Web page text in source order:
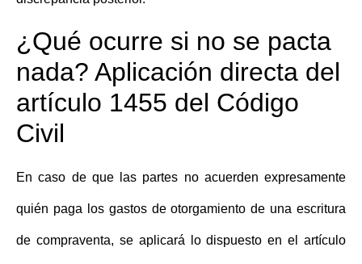
¿Qué ocurre si no se pacta
nada? Aplicación directa del
artículo 1455 del Código
Civil
En caso de que las partes no acuerden expresamente
quién paga los gastos de otorgamiento de una escritura
de compraventa, se aplicará lo dispuesto en el artículo